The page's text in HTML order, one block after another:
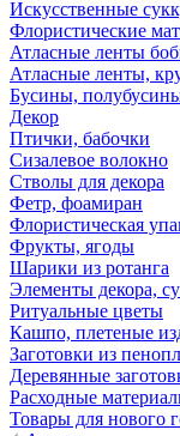
Искусственные
Флористические
Атласные ленты
Атласные ленты,
Бусины,
Декор
Птички, бабочки
Сизалевое волокно
Стволы для декора
Фетр, фоамиран
Флористическая
Фрукты, ягоды
Шарики из ротанга
Элементы декора,
Ритуальные цветы
Кашпо, плетеные
Заготовки из
Деревянные
Расходные
Товары для нового